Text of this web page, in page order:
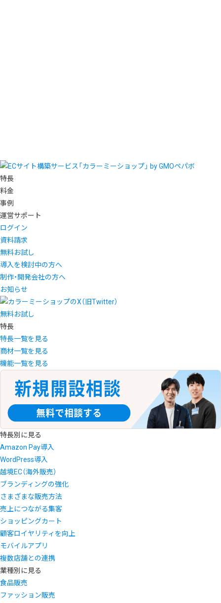
特長
料金
事例
運営サポート
ログイン
資料請求
無料お試し
導入を検討中の方へ
制作・開発会社の方へ
お知らせ
無料お試し
特長
特長一覧を見る
商材一覧を見る
機能一覧を見る
特長別に見る
Amazon Pay導入
WordPress導入
越境EC（海外販売）
ブランディングの強化
さまざまな販売方法
売上につながる集客
ショッピングカート
顧客ロイヤリティを向上
モバイルアプリ
複数店舗との連携
業種別に見る
食品販売
ファッション販売